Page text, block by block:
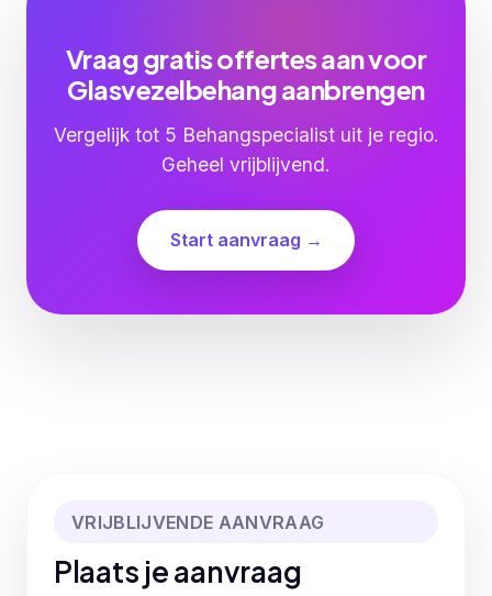
Vraag gratis offertes aan voor
Glasvezelbehang aanbrengen
Vergelijk tot 5 Behangspecialist uit je regio.
Geheel vrijblijvend.
Start aanvraag →
VRIJBLIJVENDE AANVRAAG
Plaats je aanvraag